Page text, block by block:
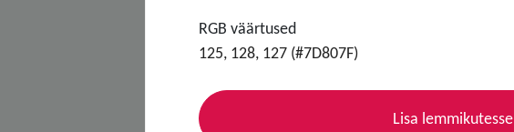
RGB väärtused
125, 128, 127 (#7D807F)
Lisa lemmikutesse